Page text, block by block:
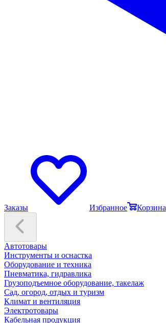
Заказы Избранное Корзина
Автотовары
Инструменты и оснастка
Оборудование и техника
Пневматика, гидравлика
Грузоподъемное оборудование, такелаж
Сад, огород, отдых и туризм
Климат и вентиляция
Электротовары
Кабельная продукция